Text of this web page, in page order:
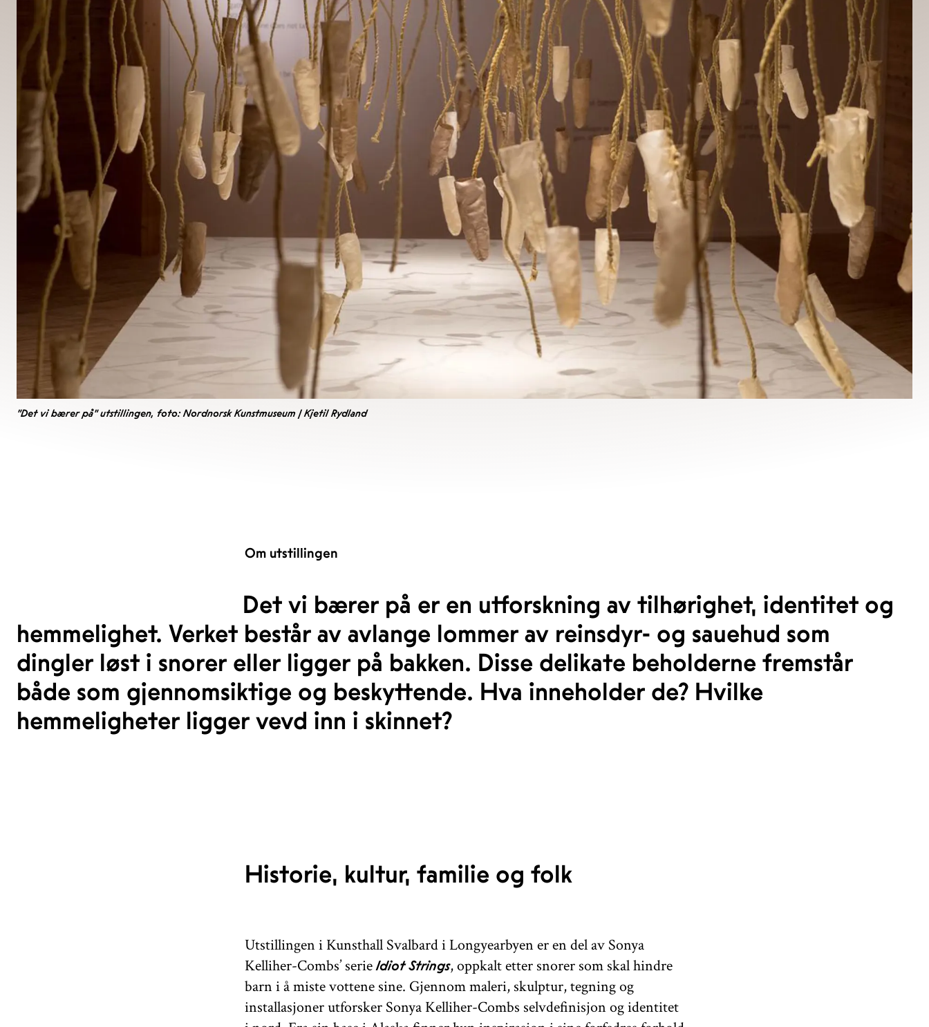
"Det vi bærer på" utstillingen, foto: Nordnorsk Kunstmuseum | Kjetil Rydland
Om utstillingen
Det vi bærer på er en utforskning av tilhørighet, identitet og
hemmelighet. Verket består av avlange lommer av reinsdyr- og sauehud som
dingler løst i snorer eller ligger på bakken. Disse delikate beholderne fremstår
både som gjennomsiktige og beskyttende. Hva inneholder de? Hvilke
hemmeligheter ligger vevd inn i skinnet?
Historie, kultur, familie og folk
Utstillingen i Kunsthall Svalbard i Longyearbyen er en del av Sonya
Kelliher-Combs’ serieIdiot Strings, oppkalt etter snorer som skal hindre
barn i å miste vottene sine. Gjennom maleri, skulptur, tegning og
installasjoner utforsker Sonya Kelliher-Combs selvdefinisjon og identitet